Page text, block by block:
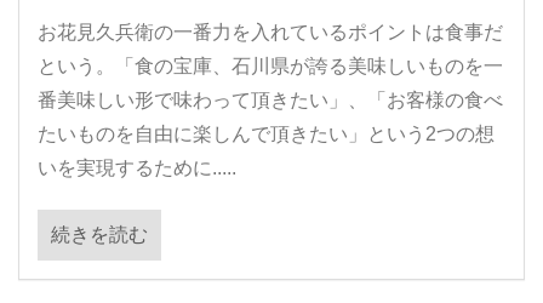
お花見久兵衛の一番力を入れているポイントは食事だ
という。「食の宝庫、石川県が誇る美味しいものを一
番美味しい形で味わって頂きたい」、「お客様の食べ
たいものを自由に楽しんで頂きたい」という2つの想
いを実現するために.....
続きを読む